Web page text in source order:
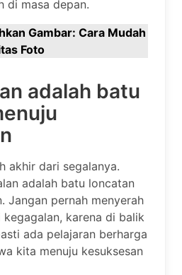
di masa depan.
Gambar: Cara Mudah
Foto
adalah batu
akhir dari segalanya.
adalah batu loncatan
Jangan pernah menyerah
karena di balik
ada pelajaran berharga
kita menuju kesuksesan